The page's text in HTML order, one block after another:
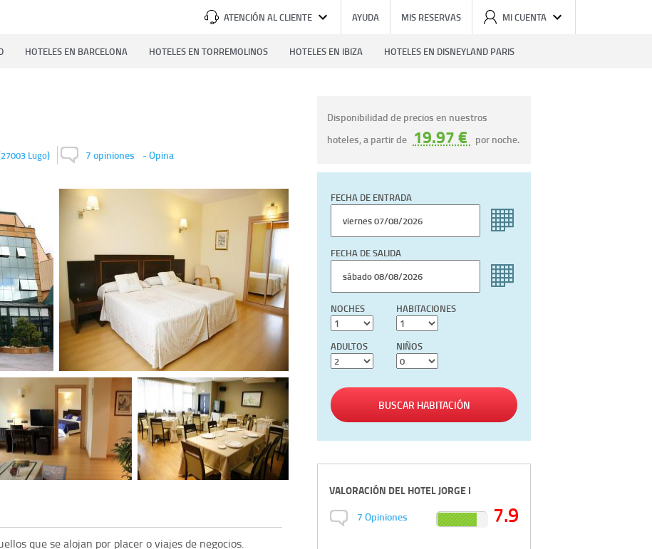
ATENCIÓN AL CLIENTE AYUDA MIS RESERVAS MI CUENTA
HOTELES EN BARCELONA HOTELES EN TORREMOLINOS HOTELES EN IBIZA HOTELES EN DISNEYLAND PARIS
27003 Lugo) 7 opiniones -Opina
que se alojan por placer o viajes de negocios.
Disponibilidad de precios en nuestros
hoteles, a partir de 19.97 € por noche.
FECHA DE ENTRADA
FECHA DE SALIDA
NOCHES HABITACIONES
ADULTOS NIÑOS
BUSCAR HABITACIÓN
VALORACIÓN DELHOTEL JORGE I
7Opiniones 7.9